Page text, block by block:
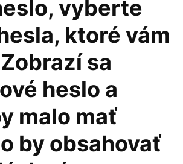
vyberte
ktoré vám
sa
heslo a
malo mať
by obsahovať